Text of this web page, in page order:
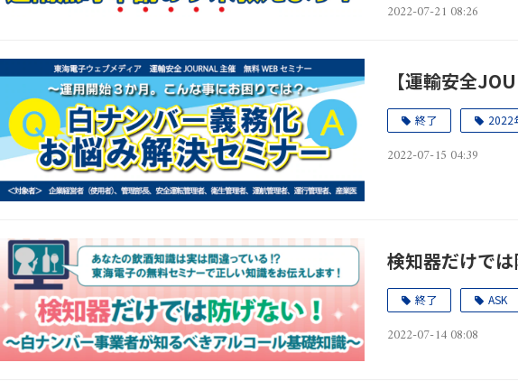
2022-07-21 08:26
【運輸安全
終了 2022
2022-07-15 04:39
検知器だけで
終了 ASK
2022-07-14 08:08